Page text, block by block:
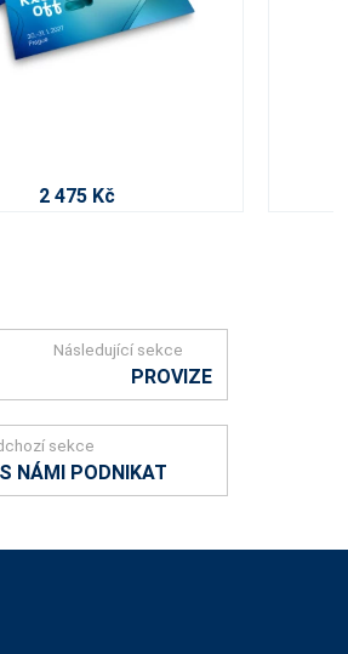
2 475 Kč
sekce
NÁMI PODNIKAT
Následující sekce
PROVIZE